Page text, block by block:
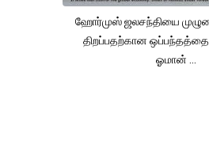
ஹோர்முஸ் ஜலசந்தியை
திறப்பதற்கான ஒப்பந்தத்தை
ஓமான் ...